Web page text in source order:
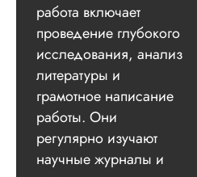
работа включает
проведение глубокого
исследования, анализ
литературы и
грамотное написание
работы. Они
регулярно изучают
научные журналы и